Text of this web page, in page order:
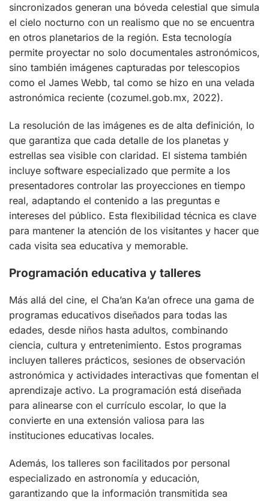
sincronizados generan una bóveda celestial que simula
el cielo nocturno con un realismo que no se encuentra
en otros planetarios de la región. Esta tecnología
permite proyectar no solo documentales astronómicos,
sino también imágenes capturadas por telescopios
como el James Webb, tal como se hizo en una velada
astronómica reciente (cozumel.gob.mx, 2022).
La resolución de las imágenes es de alta definición, lo
que garantiza que cada detalle de los planetas y
estrellas sea visible con claridad. El sistema también
incluye software especializado que permite a los
presentadores controlar las proyecciones en tiempo
real, adaptando el contenido a las preguntas e
intereses del público. Esta flexibilidad técnica es clave
para mantener la atención de los visitantes y hacer que
cada visita sea educativa y memorable.
Programación educativa y talleres
Más allá del cine, el Cha’an Ka’an ofrece una gama de
programas educativos diseñados para todas las
edades, desde niños hasta adultos, combinando
ciencia, cultura y entretenimiento. Estos programas
incluyen talleres prácticos, sesiones de observación
astronómica y actividades interactivas que fomentan el
aprendizaje activo. La programación está diseñada
para alinearse con el currículo escolar, lo que la
convierte en una extensión valiosa para las
instituciones educativas locales.
Además, los talleres son facilitados por personal
especializado en astronomía y educación,
garantizando que la información transmitida sea